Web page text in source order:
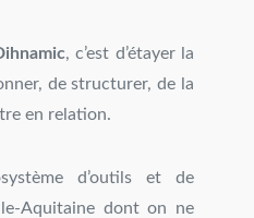
, c’est d’étayer la
de structurer, de la
en relation.
d’outils et de
Aquitaine dont on ne